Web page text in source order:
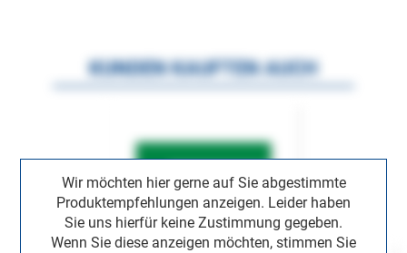
Wir möchten hier gerne auf Sie abgestimmte
Produktempfehlungen anzeigen. Leider haben
Sie uns hierfür keine Zustimmung gegeben.
Wenn Sie diese anzeigen möchten, stimmen Sie
KUNDEN KAUFTEN AUCH